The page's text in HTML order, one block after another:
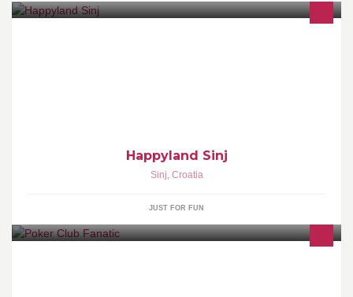
Happyland Sinj
Sinj Croatia
JUST FOR FUN